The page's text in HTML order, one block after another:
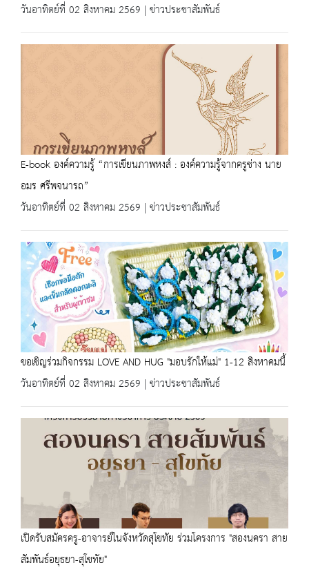
วันอาทิตย์ที่ 02 สิงหาคม 2569 | ข่าวประชาสัมพันธ์
E-book องค์ความรู้ “การเขียนภาพหงส์ : องค์ความรู้จากครูช่าง นาย
อมร ศรีพจนารถ”
วันอาทิตย์ที่ 02 สิงหาคม 2569 | ข่าวประชาสัมพันธ์
ขอเชิญร่วมกิจกรรม LOVE AND HUG "มอบรักให้แม่" 1-12 สิงหาคมนี้
วันอาทิตย์ที่ 02 สิงหาคม 2569 | ข่าวประชาสัมพันธ์
เปิดรับสมัครครู-อาจารย์ในจังหวัดสุโขทัย ร่วมโครงการ "สองนครา สาย
สัมพันธ์อยุธยา-สุโขทัย"